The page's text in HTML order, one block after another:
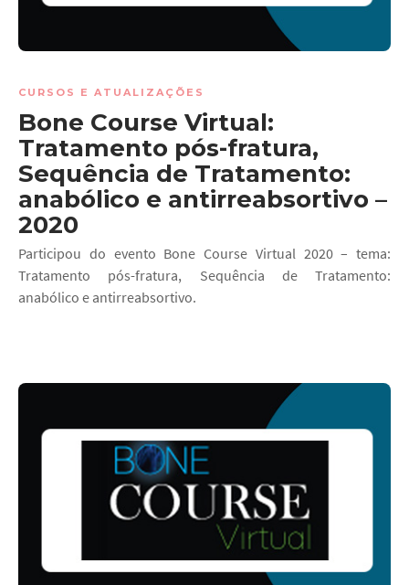
CURSOS E ATUALIZAÇÕES
Bone Course Virtual:
Tratamento pós-fratura,
Sequência de Tratamento:
anabólico e antirreabsortivo –
2020
Participou do evento Bone Course Virtual 2020 – tema:
Tratamento pós-fratura, Sequência de Tratamento:
anabólico e antirreabsortivo.